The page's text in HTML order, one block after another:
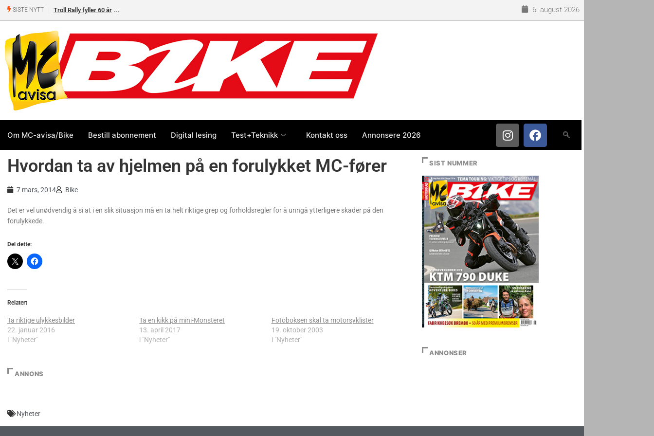
SISTE NYTT Troll Rally fyller 60 år 6. august 2026
Om MC-avisa/Bike Bestill abonnement Digital lesing Test+Teknikk Kontakt oss Annonsere 2026
Hvordan ta av hjelmen på en forulykket MC-fører
7 mars, 2014 Bike
Det er vel unødvendig å si at i en slik situasjon må en ta helt riktige grep og forholdsregler for å unngå ytterligere skader på den
forulykkede.
Del dette:
Relatert
Ta riktige ulykkesbilder
22. januar 2016
i "Nyheter"
Ta en kikk på mini-Monsteret
13. april 2017
i "Nyheter"
Fotoboksen skal ta motorsyklister
19. oktober 2003
i "Nyheter"
ANNONS
Nyheter
SIST NUMMER
ANNONSER